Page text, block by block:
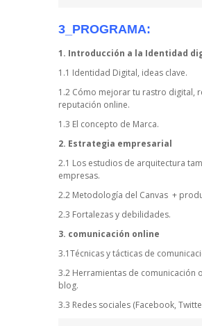
3_PROGRAMA:
1. Introducción a la Identidad
1.1 Identidad Digital, ideas clave.
1.2 Cómo mejorar tu rastro digital,
reputación online.
1.3 El concepto de Marca.
2. Estrategia empresarial
2.1 Los estudios de arquitectura
empresas.
2.2 Metodología del Canvas +
2.3 Fortalezas y debilidades.
3. comunicación online
3.1Técnicas y tácticas de
3.2 Herramientas de comunicación
blog.
3.3 Redes sociales (Facebook,